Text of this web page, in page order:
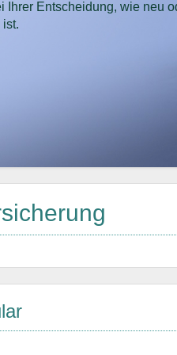
Ihrer Entscheidung, wie neu